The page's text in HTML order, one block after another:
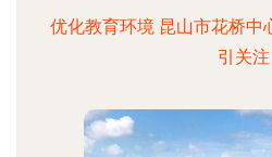
优化教育环境 昆山市花桥中
引关注